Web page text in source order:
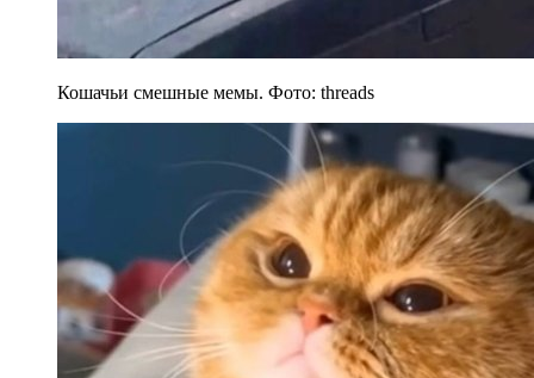
Кошачьи смешные мемы. Фото: threads